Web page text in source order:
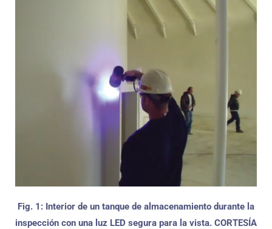
Fig. 1: Interior de un tanque de almacenamiento durante la
inspección con una luz LED segura para la vista. CORTESÍA